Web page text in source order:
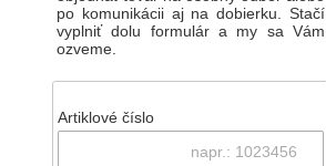
po komunikácii aj na dobierku. Stačí
vyplniť dolu formulár a my sa Vám
ozveme.
Artiklové číslo